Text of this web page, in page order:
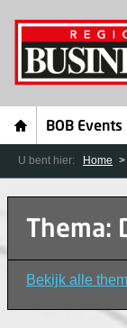
BOB Events
U bent hier: Home
Thema:
Bekijk alle